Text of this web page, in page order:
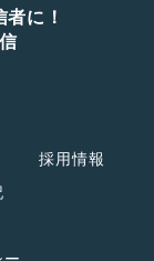
に！
採用情報